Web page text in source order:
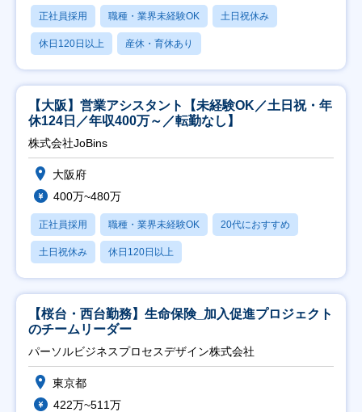
正社員採用 職種・業界未経験OK 土日祝休み
休日120日以上 産休・育休あり
【大阪】営業アシスタント【未経験OK／土日祝・年
休124日／年収400万～／転勤なし】
株式会社JoBins
大阪府
400万~480万
正社員採用 職種・業界未経験OK 20代におすすめ
土日祝休み 休日120日以上
【桜台・西台勤務】生命保険_加入促進プロジェクト
のチームリーダー
パーソルビジネスプロセスデザイン株式会社
東京都
422万~511万